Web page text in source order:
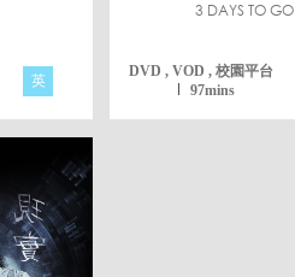
英
3 DAYS TO GO
DVD , VOD , 校園平台
97mins